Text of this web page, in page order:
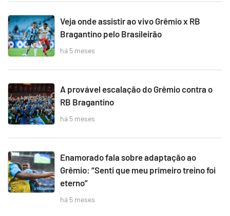
Veja onde assistir ao vivo Grêmio x RB
Bragantino pelo Brasileirão
há 5 meses
A provável escalação do Grêmio contra o
RB Bragantino
há 5 meses
Enamorado fala sobre adaptação ao
Grêmio: “Senti que meu primeiro treino foi
eterno”
há 5 meses